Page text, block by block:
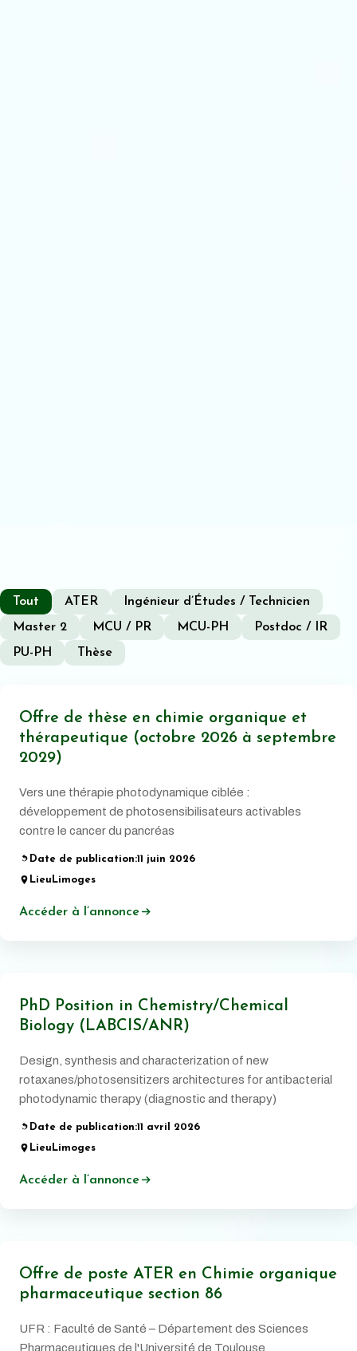
Tout ATER
Ingénieur d’Études / Technicien
Master 2
MCU / PR MCU-PH
Postdoc / IR
PU-PH
Thèse
Offre de thèse en chimie organique et
thérapeutique (octobre 2026 à septembre
2029)
Vers une thérapie photodynamique ciblée :
développement de photosensibilisateurs activables
contre le cancer du pancréas
Date de publication:11 juin 2026
Lieu Limoges
Accéder à l’annonce
PhD Position in Chemistry/Chemical
Biology (LABCIS/ANR)
Design, synthesis and characterization of new
rotaxanes/photosensitizers architectures for antibacterial
photodynamic therapy (diagnostic and therapy)
Date de publication:11 avril 2026
Lieu Limoges
Accéder à l’annonce
Offre de poste ATER en Chimie organique
pharmaceutique section 86
UFR : Faculté de Santé – Département des Sciences
Pharmaceutiques de l'Université de Toulouse